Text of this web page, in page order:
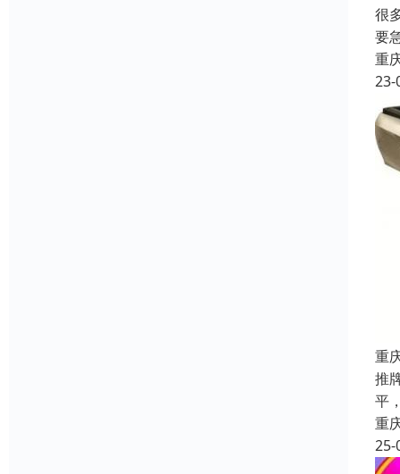
很
要
重
23-
重
推
平
重
25-